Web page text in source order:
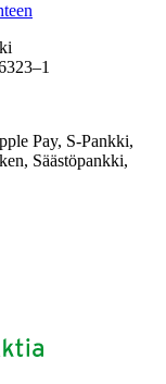
Pay, S-Pankki,
Säästöpankki,